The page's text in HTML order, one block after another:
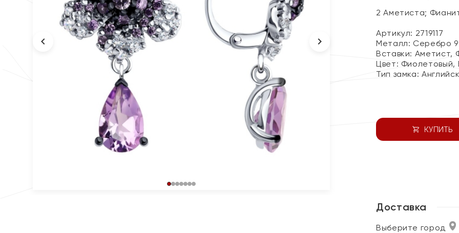
2 Аметиста;
Артикул: 2719117
Металл: Серебро
Вставки: Аметист,
Цвет: Фиолетовый,
Тип замка:
КУПИТЬ
Доставка
Выберите город